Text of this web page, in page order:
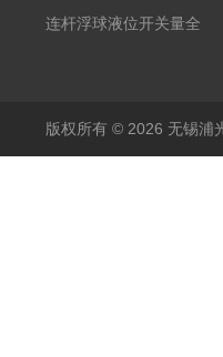
20mA2
耐腐蚀检测仪
温度变送器传感器防爆
连杆浮球液位开关量全
版权所有 © 2026 无锡浦